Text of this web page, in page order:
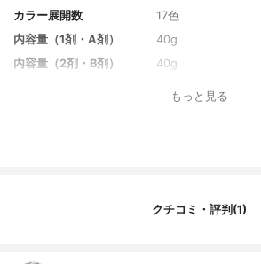
カラー展開数
17色
内容量（1剤・A剤）
40g
内容量（2剤・B剤）
40g
もっと見る
クチコミ・評判(1)